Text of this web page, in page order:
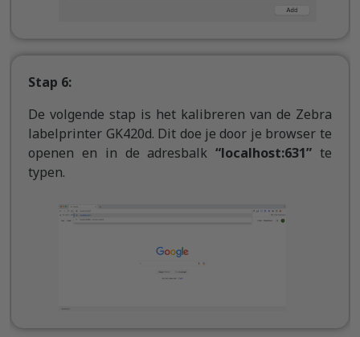
Stap 6:
De volgende stap is het kalibreren van de Zebra
labelprinter GK420d. Dit doe je door je browser te
openen en in de adresbalk “localhost:631”te
typen.